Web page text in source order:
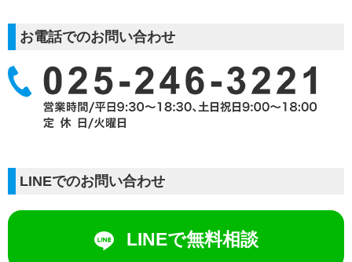
お電話でのお問い合わせ
LINEでのお問い合わせ
LINEで無料相談